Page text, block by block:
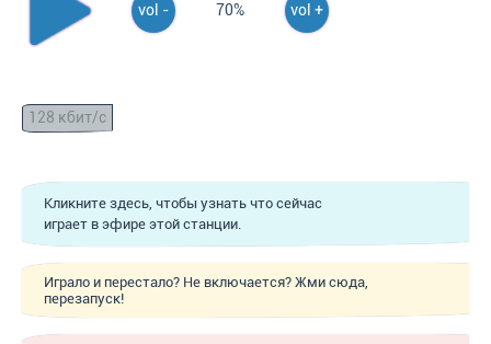
vol - 70% vol +
128 кбит/с
Кликните здесь, чтобы узнать что сейчас
играет в эфире этой станции.
Играло и перестало? Не включается? Жми сюда,
перезапуск!